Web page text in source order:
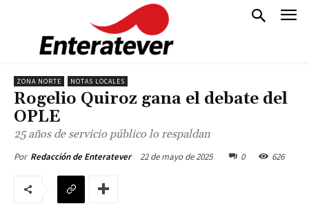
ZONA NORTE NOTAS LOCALES
Rogelio Quiroz gana el debate del
OPLE
25 años de servicio público lo respaldan
Por Redacción de Enteratever 22 de mayo de 2025 0 626